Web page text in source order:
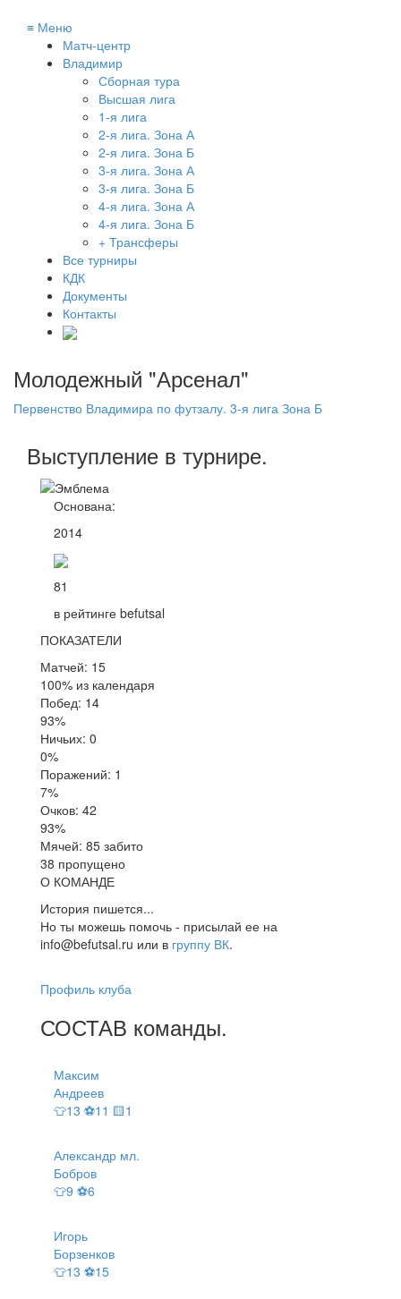
≡ Меню
Матч-центр
Владимир
Сборная тура
Высшая лига
1-я лига
2-я лига. Зона А
2-я лига. Зона Б
3-я лига. Зона А
3-я лига. Зона Б
4-я лига. Зона А
4-я лига. Зона Б
+ Трансферы
Все турниры
КДК
Документы
Контакты
Молодежный "Арсенал"
Первенство Владимира по футзалу. 3-я лига Зона Б
Выступление в турнире.
Основана:
2014
81
в рейтинге befutsal
ПОКАЗАТЕЛИ
Матчей: 15
100% из календаря
Побед: 14
93%
Ничьих: 0
0%
Поражений: 1
7%
Очков: 42
93%
Мячей: 85 забито
38 пропущено
О КОМАНДЕ
История пишется...
Но ты можешь помочь - присылай ее на
info@befutsal.ru или в группу ВК.
Профиль клуба
СОСТАВ команды.
Максим
Андреев
👕13 ⚽11 🟨1
Александр мл.
Бобров
👕9 ⚽6
Игорь
Борзенков
👕13 ⚽15